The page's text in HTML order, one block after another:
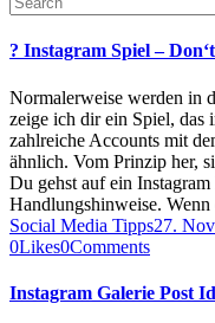
? Instagram Spiel –
Normalerweise werden in
zeige ich dir ein Spiel, das
zahlreiche Accounts mit
ähnlich. Vom Prinzip her,
Du gehst auf ein
Handlungshinweise.
Social Media Tipps27.
0Likes0Comments
Instagram Galerie Post